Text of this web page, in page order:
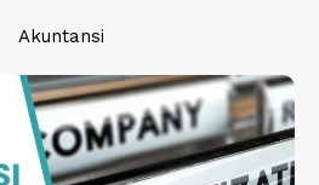
Akuntansi